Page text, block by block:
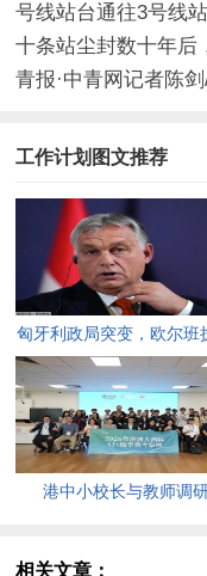
号线站台通往3号线
十条站尘封数十年后
青报·中青网记者陈
工作计划图文推荐
匈牙利政局突变，欧尔班
年终结。
港中小校长与教师调
课堂新路径。
相关文章：